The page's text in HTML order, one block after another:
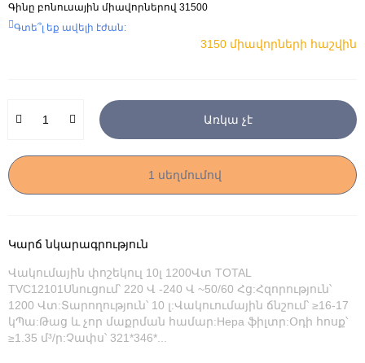
Գինը բոնուսային միավորներով 31500
Գտե՞լ եք ավելի էժան:
3150 միավորների հաշվին
Առկա չէ
1 սեղմումով
Կարճ նկարագրություն
Վակումային փոշեկուլ 10լ 1200Վտ TOTAL
TVC12101Սնուցում՝ 220 Վ -240 Վ ~50/60 Հց:Հզորություն՝
1200 Վտ:Տարողություն՝ 10 լ:Վակուումային ճնշում՝ ≥16-17
կՊա:Թաց և չոր մաքրման համար:Hepa ֆիլտր:Օդի հոսք՝
≥1.35 մ³/ր:Չափս՝ 321*346*...